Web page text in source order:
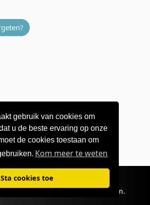
gebruik van cookies om
u de beste ervaring op onze
de cookies toestaan ​​om
Kom meer te weten
Sta cookies toe
|Privacybeleid
Ltd. Alle rechten voorbehouden.